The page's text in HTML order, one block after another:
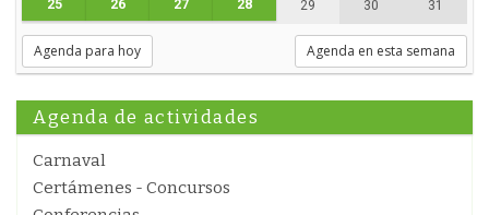
25 26 27 28 29 30 31
Agenda para hoy Agenda en esta semana
Agenda de actividades
Carnaval
Certámenes - Concursos